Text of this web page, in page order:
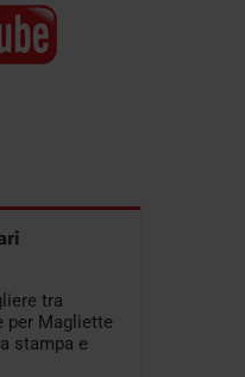
tra
per Magliette
stampa e